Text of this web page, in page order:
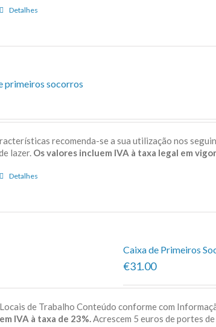
Detalhes
primeiros socorros
recomenda-se a sua utilização nos
lazer. Os valores incluem IVA à taxa legal em vigor.
Detalhes
Caixa de Primeiros
€31.00
de Trabalho Conteúdo conforme com
IVA à taxa de 23%. Acrescem 5 euros de portes